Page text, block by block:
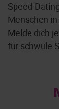
Speed-
Menschen
Melde dich
für schwule